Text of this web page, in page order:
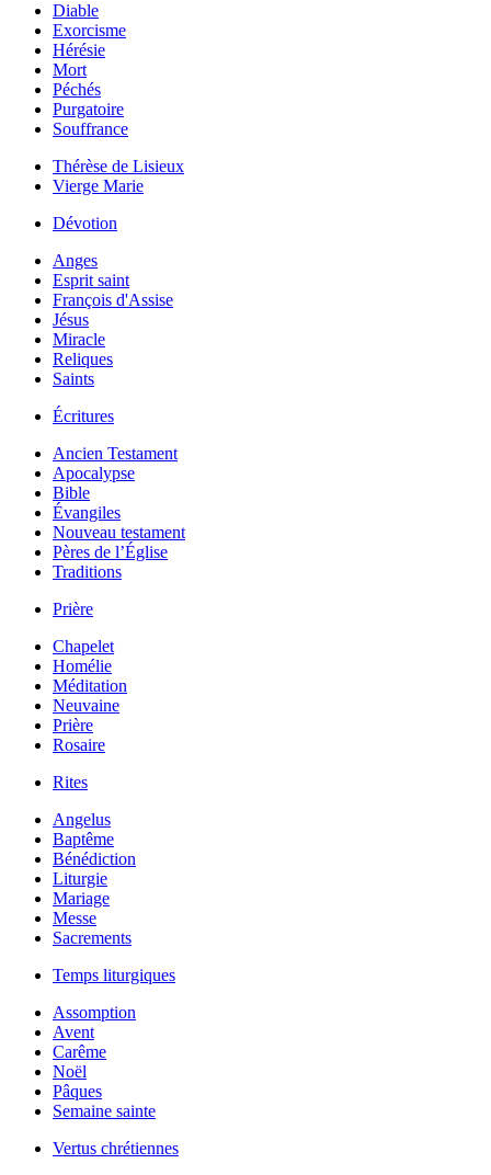
Diable
Exorcisme
Hérésie
Mort
Péchés
Purgatoire
Souffrance
Thérèse de Lisieux
Vierge Marie
Dévotion
Anges
Esprit saint
François d'Assise
Jésus
Miracle
Reliques
Saints
Écritures
Ancien Testament
Apocalypse
Bible
Évangiles
Nouveau testament
Pères de l’Église
Traditions
Prière
Chapelet
Homélie
Méditation
Neuvaine
Prière
Rosaire
Rites
Angelus
Baptême
Bénédiction
Liturgie
Mariage
Messe
Sacrements
Temps liturgiques
Assomption
Avent
Carême
Noël
Pâques
Semaine sainte
Vertus chrétiennes